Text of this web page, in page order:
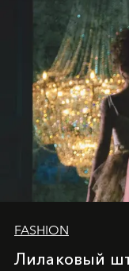
FASHION
Лилаковый